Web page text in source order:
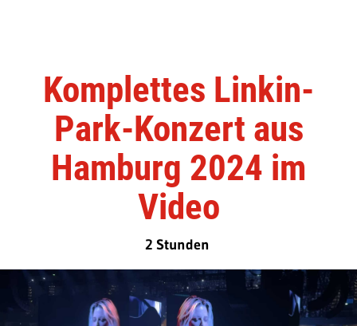
Komplettes Linkin-
Park-Konzert aus
Hamburg 2024 im
Video
2 Stunden